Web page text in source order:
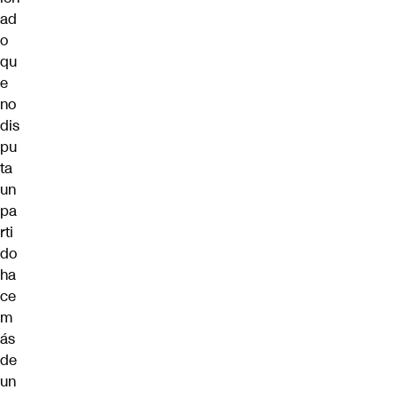
ad
o
qu
e
no
dis
pu
ta
un
pa
rti
do
ha
ce
m
ás
de
un